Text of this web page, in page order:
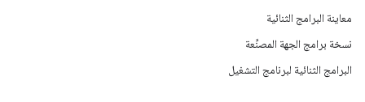
معاينة البرامج الثنائية
نسخة برامج الجهة المصنِّعة
البرامج الثنائية لبرنامج التشغيل